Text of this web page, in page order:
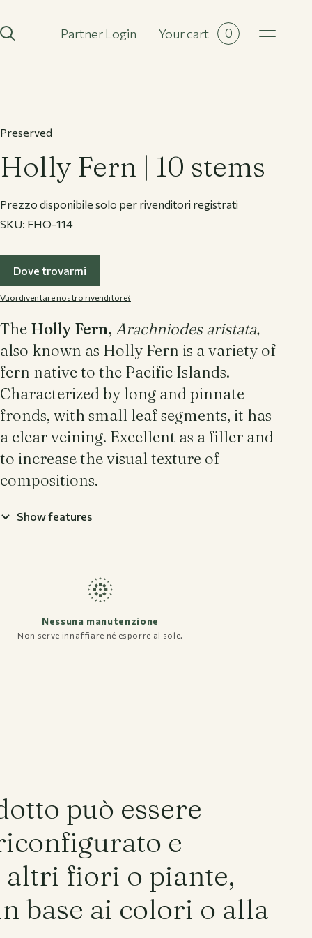
Partner Login Your cart 0
Preserved
Holly Fern | 10 stems
Prezzo disponibile solo per rivenditori registrati
SKU: FHO-114
Dove trovarmi
Vuoi diventare nostro rivenditore?
The Holly Fern, Arachniodes aristata,
also known as Holly Fern is a variety of
fern native to the Pacific Islands.
Characterized by long and pinnate
fronds, with small leaf segments, it has
a clear veining. Excellent as a filler and
to increase the visual texture of
compositions.
Show features
Nessuna manutenzione
Non serve innaffiare né esporre al sole.
può essere
e
altri fiori o piante,
base ai colori o alla